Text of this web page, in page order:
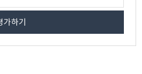
가하기